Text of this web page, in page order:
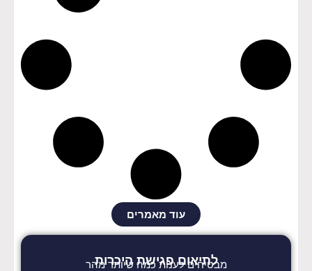
עוד מאמרים
לתיאום פגישת היכרות
מבטיחים לענות כמה שיותר מהר